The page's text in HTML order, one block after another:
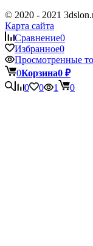
© 2020 - 2021
Карта сайта
Сравнение0
Избранное0
Просмотренные
0Корзина0 ₽
0
0 1 0